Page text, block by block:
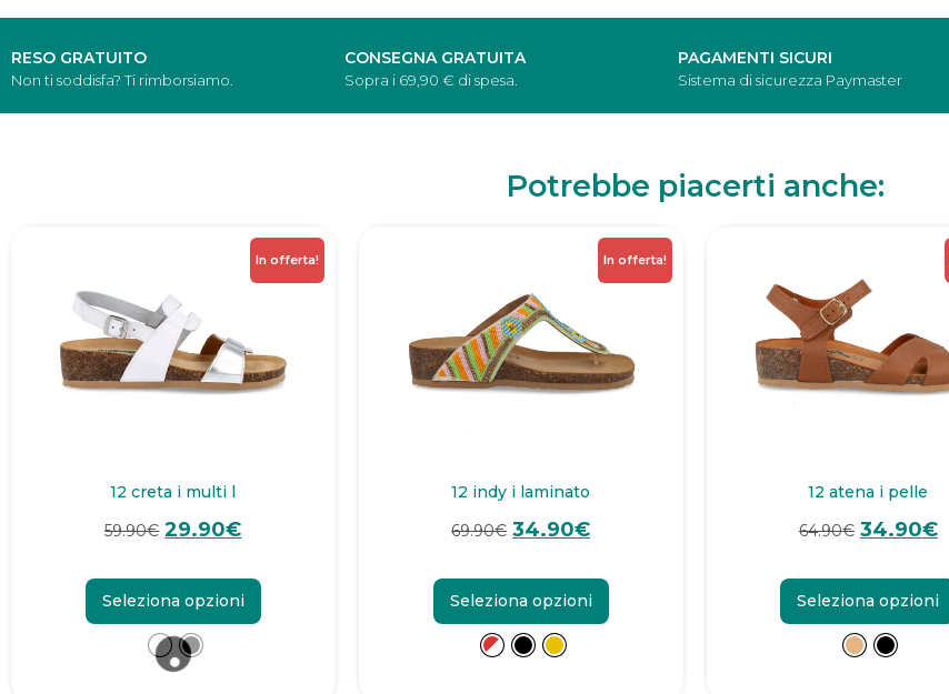
RESO GRATUITO
Non ti soddisfa? Ti rimborsiamo.
CONSEGNA GRATUITA
Sopra i 69,90 € di spesa.
PAGAMENTI SICURI
Sistema di sicurezza Paymaster
Potrebbe piacerti anche:
In offerta!
12 creta i multi l
59.90€ 29.90€
Seleziona opzioni
In offerta!
12 indy i laminato
69.90€ 34.90€
Seleziona opzioni
12 atena i pelle
64.90€ 34.90€
Seleziona opzioni